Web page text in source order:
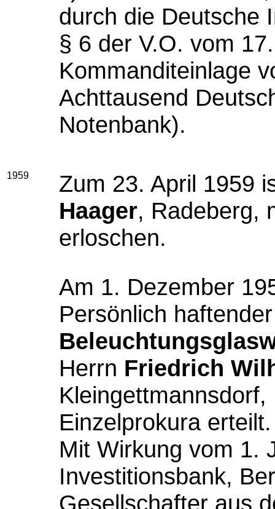
durch die Deutsche
§ 6 der V.O. vom
Kommanditeinlage
Achttausend
Notenbank).
1959 Zum 23. April 1959
Haager, Radeberg,
erloschen.
Am 1. Dezember
Persönlich
Herrn Friedrich
Einzelprokura erteilt.
Mit Wirkung vom 1.
Investitionsbank,
Gesellschafter aus